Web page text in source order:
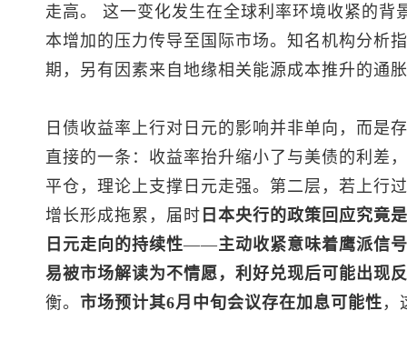
走高。 这一变化发生在全球利率环境收紧的背
本增加的压力传导至国际市场。知名机构分析
期，另有因素来自地缘相关能源成本推升的通
日债收益率上行对日元的影响并非单向，而是
直接的一条：收益率抬升缩小了与美债的利差
平仓，理论上支撑日元走强。第二层，若上行
增长形成拖累，届时 日本央行的政策回应究竟
日元走向的持续性——主动收紧意味着鹰派信
易被市场解读为不情愿，利好兑现后可能出现
衡。 市场预计其6月中旬会议存在加息可能性 ，